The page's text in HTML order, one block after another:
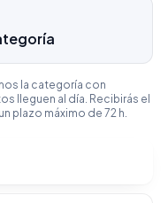
la categoría con
lleguen al día. Recibirás el
plazo máximo de 72 h.